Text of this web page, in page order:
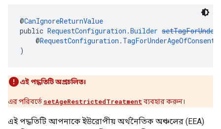
@CanIgnoreReturnValue
public RequestConfiguration.Builder
@RequestConfiguration.TagForUnderAgeOfConsent
)
এই পদ্ধতিটি অপ্রচলিত।
এর পরিবর্তে setAgeRestrictedTreatment ব্যবহার করুন।
এই পদ্ধতিটি আপনাকে ইউরোপীয় অর্থনৈতিক অঞ্চলের (EEA)